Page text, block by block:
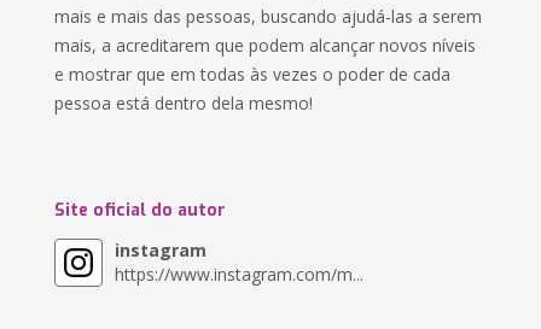
mais e mais das pessoas, buscando ajudá-las a serem
mais, a acreditarem que podem alcançar novos níveis
e mostrar que em todas às vezes o poder de cada
pessoa está dentro dela mesmo!
Site oficial do autor
instagram
https://www.instagram.com/m...